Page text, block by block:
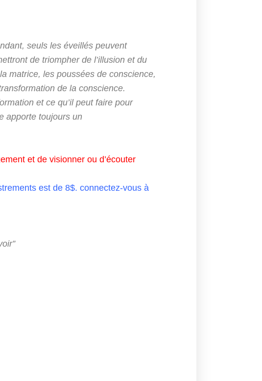
seuls les éveillés peuvent
de triompher de l’illusion et du
matrice, les poussées de conscience,
de la conscience.
et ce qu’il peut faire pour
apporte toujours un
et de visionner ou d’écouter
est de 8$. connectez-vous à